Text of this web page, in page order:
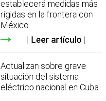
establecerá medidas más
rígidas en la frontera con
México
Leer artículo
Actualizan sobre grave
situación del sistema
eléctrico nacional en Cuba